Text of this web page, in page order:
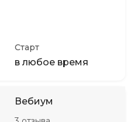
Старт
в любое время
Вебиум